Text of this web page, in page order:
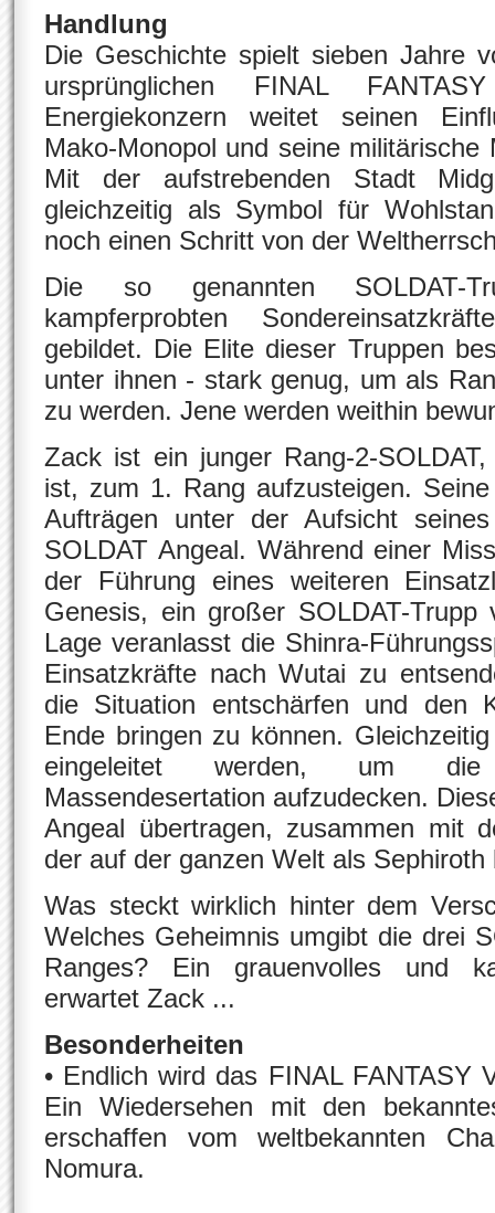
Handlung
Die Geschichte spielt sieben Jahre
ursprünglichen FINAL
Energiekonzern weitet seinen
Mako-Monopol und seine
Mit der aufstrebenden Stadt
gleichzeitig als Symbol für
noch einen Schritt von der
Die so genannten SOLDAT-
kampferprobten
gebildet. Die Elite dieser Truppen
unter ihnen - stark genug, um als
zu werden. Jene werden weithin
Zack ist ein junger Rang-2-
ist, zum 1. Rang aufzusteigen.
Aufträgen unter der Aufsicht
SOLDAT Angeal. Während einer
der Führung eines weiteren
Genesis, ein großer SOLDAT-
Lage veranlasst die Shinra-
Einsatzkräfte nach Wutai zu
die Situation entschärfen und den
Ende bringen zu können.
eingeleitet werden, um die
Massendesertation aufzudecken.
Angeal übertragen, zusammen mit
der auf der ganzen Welt als
Was steckt wirklich hinter dem
Welches Geheimnis umgibt die drei
Ranges? Ein grauenvolles und
erwartet Zack ...
Besonderheiten
• Endlich wird das FINAL FANTASY
Ein Wiedersehen mit den
erschaffen vom weltbekannten
Nomura.